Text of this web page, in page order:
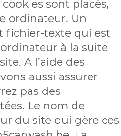
sont placés,
ordinateur. Un
fichier-texte qui est
à la suite
A l’aide des
aussi assurer
pas des
Le nom de
du site qui gère ces